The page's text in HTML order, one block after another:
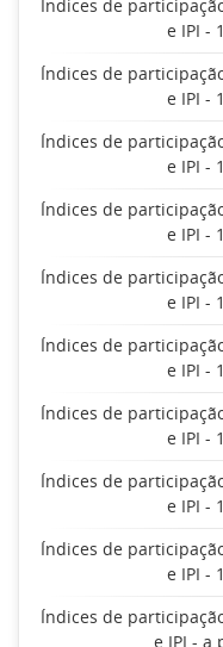
Índices de
e IPI -
Índices de
e IPI -
Índices de
e IPI -
Índices de
e IPI -
Índices de
e IPI -
Índices de
e IPI -
Índices de
e IPI -
Índices de
e IPI -
Índices de
e IPI -
Índices de
e IPI - a